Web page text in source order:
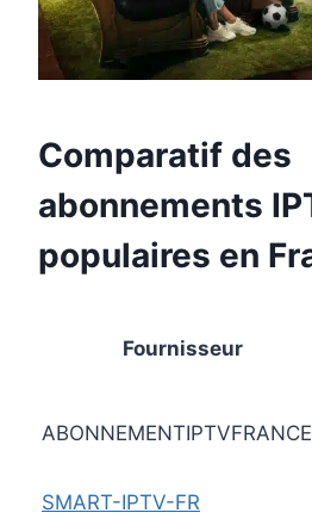
Comparatif des
abonnements
populaires en
Fournisseur
SMART-IPTV-FR